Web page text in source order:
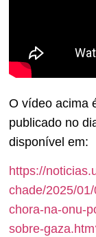
O vídeo acima
publicado no
disponível em:
https://
chade/2025/
chora-na-onu-
sobre-